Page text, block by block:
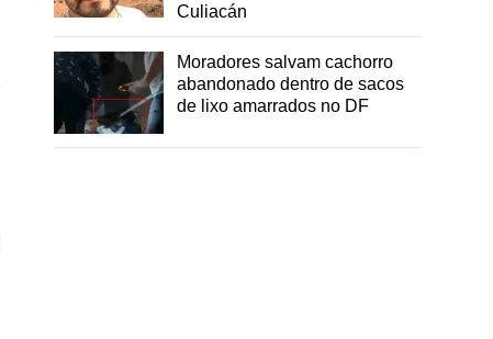
Culiacán
Moradores salvam cachorro
abandonado dentro de sacos
de lixo amarrados no DF